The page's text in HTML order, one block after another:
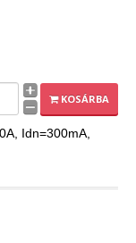
KOSÁRBA
Idn=300mA,